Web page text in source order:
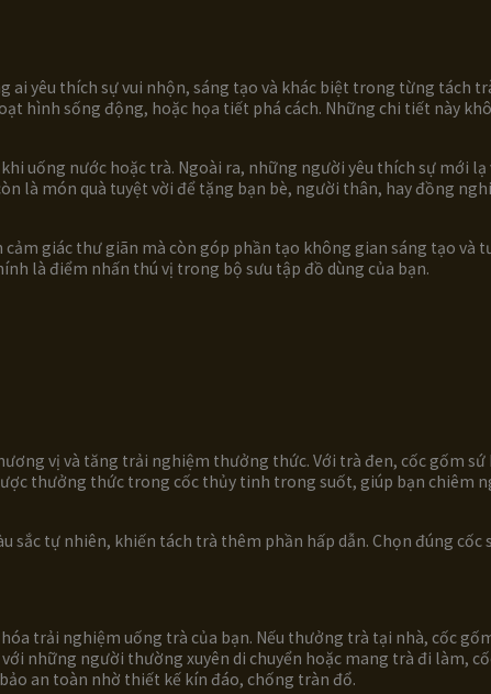
yêu thích sự vui nhộn, sáng tạo và khác biệt trong từng tách
hình sống động, hoặc họa tiết phá cách. Những chi tiết này
uống nước hoặc trà. Ngoài ra, những người yêu thích sự mới
là món quà tuyệt vời để tặng bạn bè, người thân, hay đồng
giác thư giãn mà còn góp phần tạo không gian sáng tạo
là điểm nhấn thú vị trong bộ sưu tập đồ dùng của bạn.
vị và tăng trải nghiệm thưởng thức. Với trà đen, cốc gốm
thưởng thức trong cốc thủy tinh trong suốt, giúp bạn chiêm
sắc tự nhiên, khiến tách trà thêm phần hấp dẫn. Chọn đúng
trải nghiệm uống trà của bạn. Nếu thưởng trà tại nhà, cốc
những người thường xuyên di chuyển hoặc mang trà đi làm,
an toàn nhờ thiết kế kín đáo, chống tràn đổ.